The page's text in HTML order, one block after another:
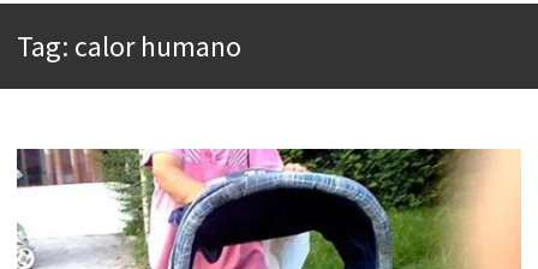
Aprender a fracassar é o segredo do sucesso
Esse tal de Rock Gaúcho
Os causos de Jorge Luis Borges
Voto obrigatório é correto?
Tag: calor humano